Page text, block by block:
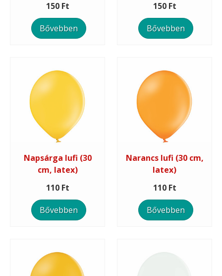
150 Ft
Bővebben
150 Ft
Bővebben
Napsárga lufi (30
cm, latex)
110 Ft
Bővebben
Narancs lufi (30 cm,
latex)
110 Ft
Bővebben